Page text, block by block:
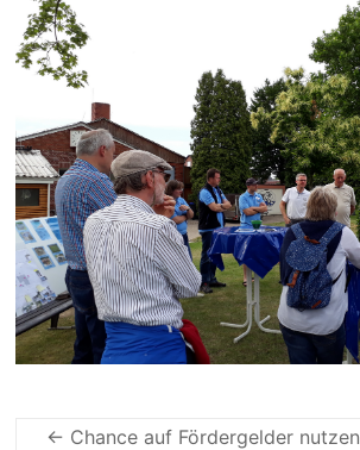
← Chance auf Fördergelder nutzen